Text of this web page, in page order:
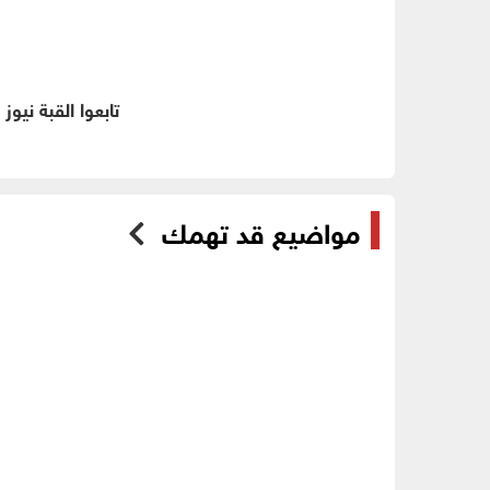
تابعوا القبة
مواضيع قد تهمك